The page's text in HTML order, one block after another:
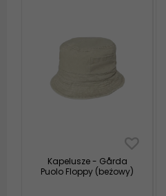
Kapelusze - Gårda
Puolo Floppy (beżowy)